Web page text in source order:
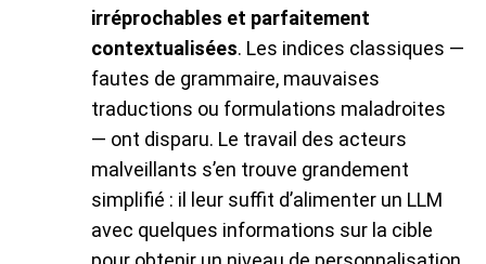
irréprochables et parfaitement
contextualisées. Les indices classiques —
fautes de grammaire, mauvaises
traductions ou formulations maladroites
— ont disparu. Le travail des acteurs
malveillants s’en trouve grandement
simplifié : il leur suffit d’alimenter un LLM
avec quelques informations sur la cible